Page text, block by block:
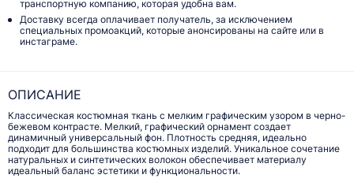
транспортную компанию, которая удобна вам.
Доставку всегда оплачивает получатель, за исключением
специальных промоакций, которые анонсированы на сайте или в
инстаграме.
ОПИСАНИЕ
Классическая костюмная ткань с мелким графическим узором в черно-
бежевом контрасте. Мелкий, графический орнамент создает
динамичный универсальный фон. Плотность средняя, идеально
подходит для большинства костюмных изделий. Уникальное сочетание
натуральных и синтетических волокон обеспечивает материалу
идеальный баланс эстетики и функциональности.